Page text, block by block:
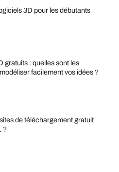
3D pour les débutants
gratuits : quelles sont les
facilement vos idées ?
de téléchargement gratuit
?